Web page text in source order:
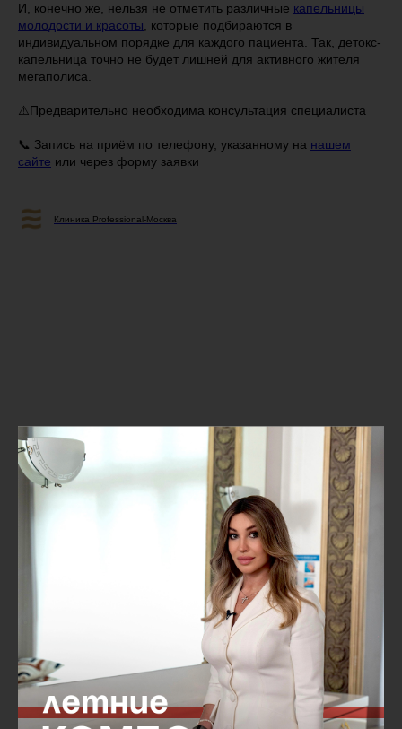
И, конечно же, нельзя не отметить различные капельницы
молодости и красоты , которые подбираются в
индивидуальном порядке для каждого пациента. Так, детокс-
капельница точно не будет лишней для активного жителя
мегаполиса.
⚠️Предварительно необходима консультация специалиста
📞 Запись на приём по телефону, указанному на нашем
сайте или через форму заявки
Клиника Professional-Москва